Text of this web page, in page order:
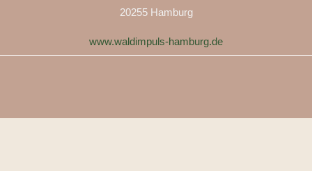
20255 Hamburg
www.waldimpuls-hamburg.de